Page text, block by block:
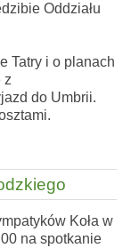
Oddziału
Tatry i o planach
z
do Umbrii.
Koła w
na spotkanie